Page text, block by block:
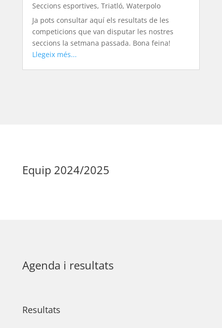
Seccions esportives, Triatló, Waterpolo
Ja pots consultar aquí els resultats de les
competicions que van disputar les nostres
seccions la setmana passada. Bona feina!
Llegeix més...
Equip 2024/2025
Agenda i resultats
Resultats